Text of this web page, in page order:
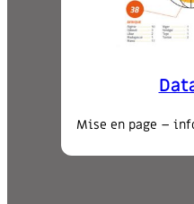
Mise en page –